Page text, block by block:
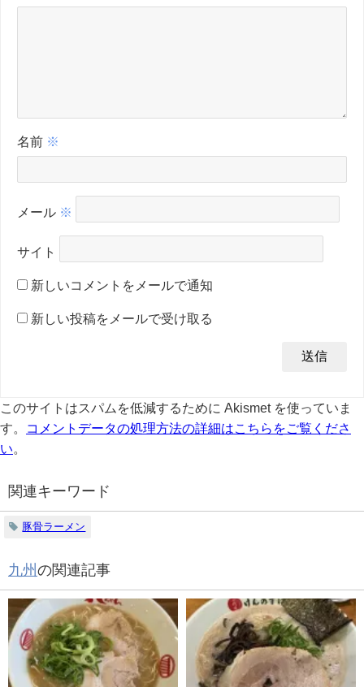
名前 ※
メール ※
サイト
新しいコメントをメールで通知
新しい投稿をメールで受け取る
このサイトはスパムを低減するために Akismet を使っていま
す。
コメントデータの処理方法の詳細はこちらをご覧くださ
い
関連キーワード
豚骨ラーメン
九州 の関連記事